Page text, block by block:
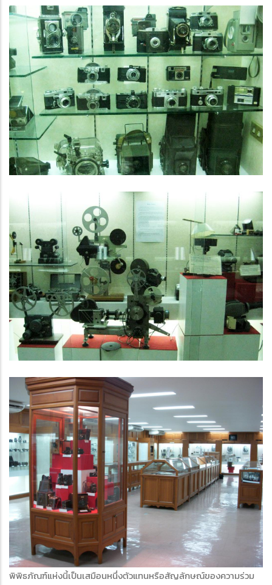
พิพิธภัณฑ์แห่งนี้เป็นเสมือนหนึ่งตัวแทนหรือสัญลักษณ์ของความร่วม